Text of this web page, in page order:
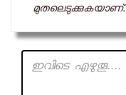
മുതലെടുക്കുകയാണ്.